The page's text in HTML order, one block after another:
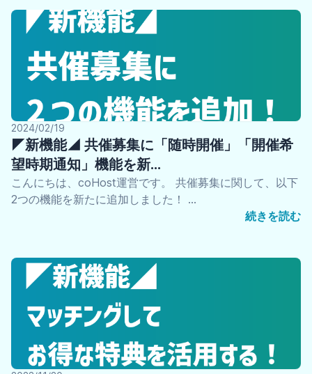
2024/02/19
◤新機能◢ 共催募集に「随時開催」「開催希
望時期通知」機能を新…
こんにちは、coHost運営です。 共催募集に関して、以下
2つの機能を新たに追加しました！ …
続きを読む